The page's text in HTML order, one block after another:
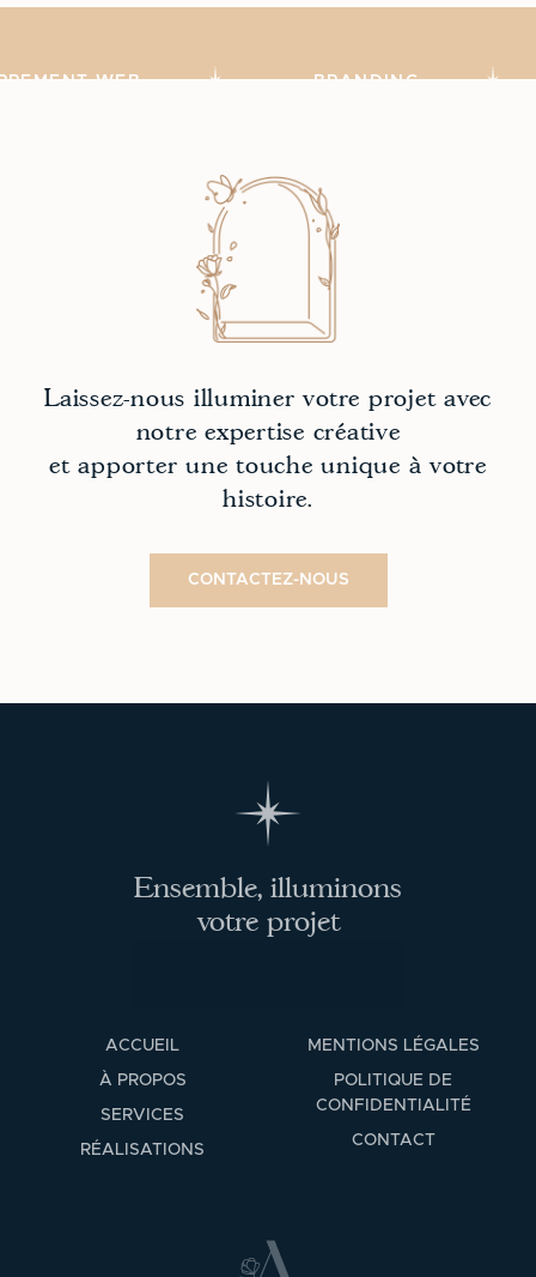
WEB BRANDING
Laissez-nous illuminer votre projet avec
notre expertise créative
et apporter une touche unique à votre
histoire.
CONTACTEZ-NOUS
ACCUEIL
À PROPOS
SERVICES
RÉALISATIONS
Ensemble, illuminons
votre projet
MENTIONS LÉGALES
POLITIQUE DE
CONFIDENTIALITÉ
CONTACT